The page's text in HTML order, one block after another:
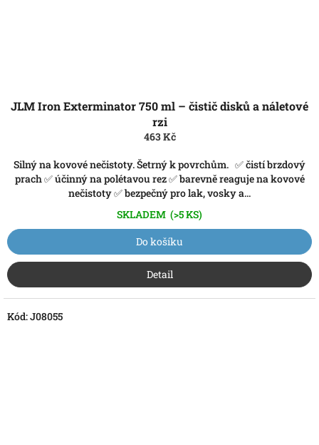
JLM Iron Exterminator 750 ml – čistič disků a náletové
rzi
463 Kč
Silný na kovové nečistoty. Šetrný k povrchům. ✅ čistí brzdový
prach ✅ účinný na polétavou rez ✅ barevně reaguje na kovové
nečistoty ✅ bezpečný pro lak, vosky a...
SKLADEM (>5 KS)
Do košíku
Detail
Kód:J08055